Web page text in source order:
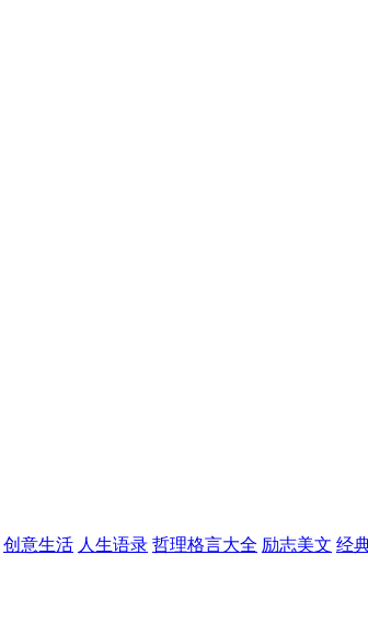
创意生活 人生语录 哲理格言大全 励志美文 经